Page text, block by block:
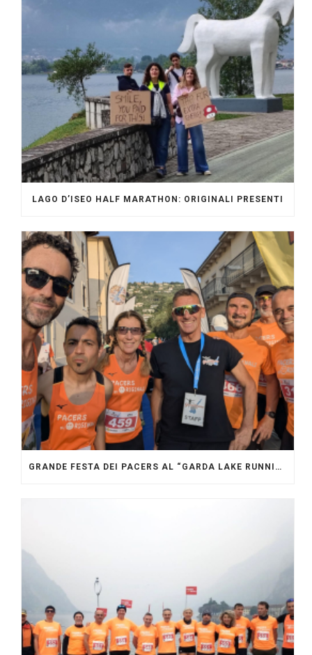
LAGO D’ISEO HALF MARATHON: ORIGINALI PRESENTI
GRANDE FESTA DEI PACERS AL “GARDA LAKE RUNNING FESTIVAL”